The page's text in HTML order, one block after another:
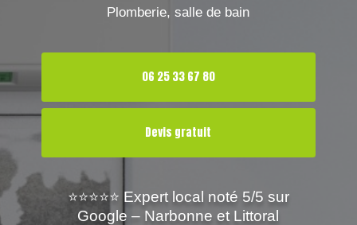
Plomberie, salle de bain
06 25 33 67 80
Devis gratuit
⭐⭐⭐⭐⭐ Expert local noté 5/5 sur
Google – Narbonne et Littoral